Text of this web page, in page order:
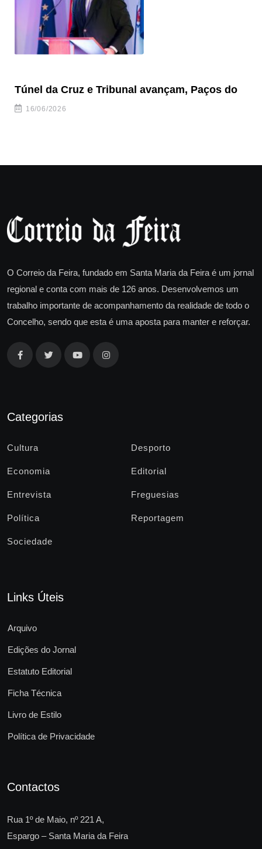
Túnel da Cruz e Tribunal avançam, Paços do
16/06/2026
O Correio da Feira, fundado em Santa Maria da Feira é um jornal
regional e conta com mais de 126 anos. Desenvolvemos um
trabalho importante de acompanhamento da realidade de todo o
Concelho, sendo que esta é uma aposta para manter e reforçar.
Categorias
Cultura Desporto
Economia Editorial
Entrevista Freguesias
Política Reportagem
Sociedade
Links Úteis
Arquivo
Edições do Jornal
Estatuto Editorial
Ficha Técnica
Livro de Estilo
Política de Privacidade
Contactos
Rua 1º de Maio, nº 221 A,
Espargo – Santa Maria da Feira